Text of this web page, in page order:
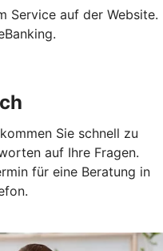
Service auf der Website.
Sie schnell zu
auf Ihre Fragen.
für eine Beratung in